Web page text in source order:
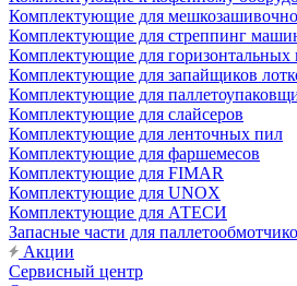
Комплектующие для
Комплектующие для стреппинг
Комплектующие для
Комплектующие для запайщиков
Комплектующие для
Комплектующие для слайсеров
Комплектующие для ленточных пил
Комплектующие для фаршемесов
Комплектующие для FIMAR
Комплектующие для UNOX
Комплектующие для АТЕСИ
Запасные части для
Акции
Сервисный центр